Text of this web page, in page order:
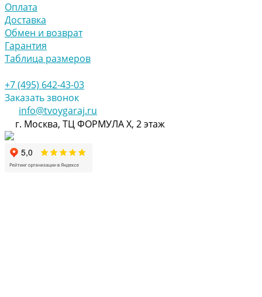
Оплата
Доставка
Обмен и возврат
Гарантия
Таблица размеров
+7 (495) 642-43-03
Заказать звонок
info@tvoygaraj.ru
г. Москва, ТЦ ФОРМУЛА Х, 2 этаж